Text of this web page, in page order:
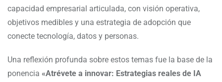
capacidad empresarial articulada, con visión operativa,
objetivos medibles y una estrategia de adopción que
conecte tecnología, datos y personas.
Una reflexión profunda sobre estos temas fue la base de la
ponencia «Atrévete a innovar: Estrategias reales de IA